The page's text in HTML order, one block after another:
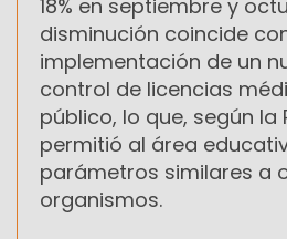
18% en septiembre y
disminución coincide
implementación de un
control de licencias
público, lo que, según la
permitió al área
parámetros similares a
organismos.